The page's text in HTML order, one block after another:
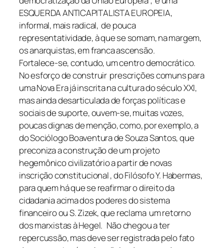
ESQUERDA ANTICAPITALISTA EUROPEIA,
informal, mais radical, de pouca
representatividade, à que se somam, na margem,
os anarquistas, em franca ascensão.
Fortalece-se, contudo, um centro democrático.
No esforço de construir prescrições comuns para
uma Nova Era já inscrita na cultura do século XXI,
mas ainda desarticulada de forças políticas e
sociais de suporte, ouvem-se, muitas vozes,
poucas dignas de menção, como, por exemplo, a
do Sociólogo Boaventura de Souza Santos, que
preconiza a construção de um projeto
hegemônico civilizatório a partir de novas
inscrição constitucional , do Filósofo Y. Habermas,
para quem há que se reafirmar o direito da
cidadania acima dos poderes do sistema
financeiro ou S. Zizek, que reclama um retorno
dos marxistas à Hegel. Não chegou a ter
repercussão, mas deve ser registrada pelo fato